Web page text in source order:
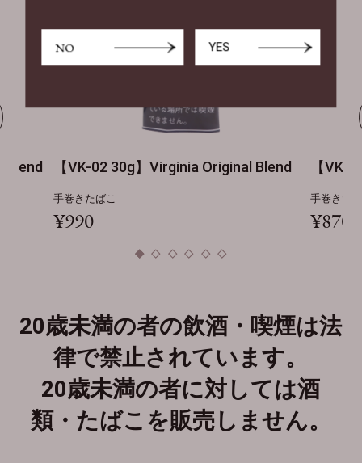
Original Blend 【VK-03 30g】Virginia Original
20歳未満の者の飲酒・喫煙は法
律で禁止されています。
20歳未満の者に対しては酒
類・たばこを販売しません。
NO YES